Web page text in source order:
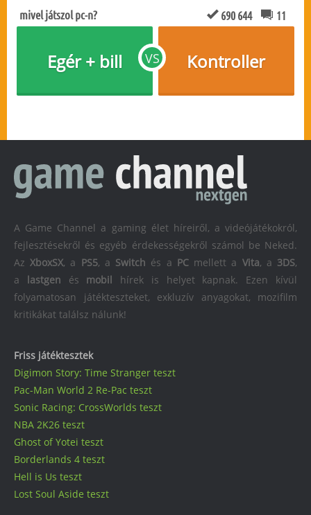
mivel játszol pc-n? 690 644 11
VS
Egér + bill Kontroller
Friss játéktesztek
Digimon Story: Time Stranger teszt
Pac-Man World 2 Re-Pac teszt
Sonic Racing: CrossWorlds teszt
NBA 2K26 teszt
Ghost of Yotei teszt
Borderlands 4 teszt
Hell is Us teszt
Lost Soul Aside teszt
A Game Channel a gaming élet híreiről, a videójátékokról,
fejlesztésekről és egyéb érdekességekről számol be Neked.
AzXboxSX, a PS5, a Switch és a PCmellett a Vita, a 3DS,
a
lastgen és mobil
hírek is helyet kapnak. Ezen kívül
folyamatosan játékteszteket, exkluzív anyagokat, mozifilm
kritikákat találsz nálunk!